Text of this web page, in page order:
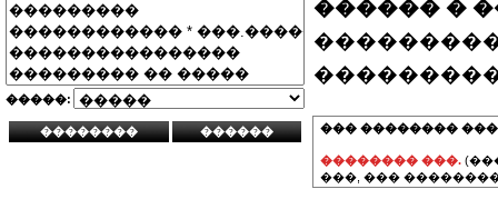
�����:
������ �
��� ��������
�������� ���.
���, ���